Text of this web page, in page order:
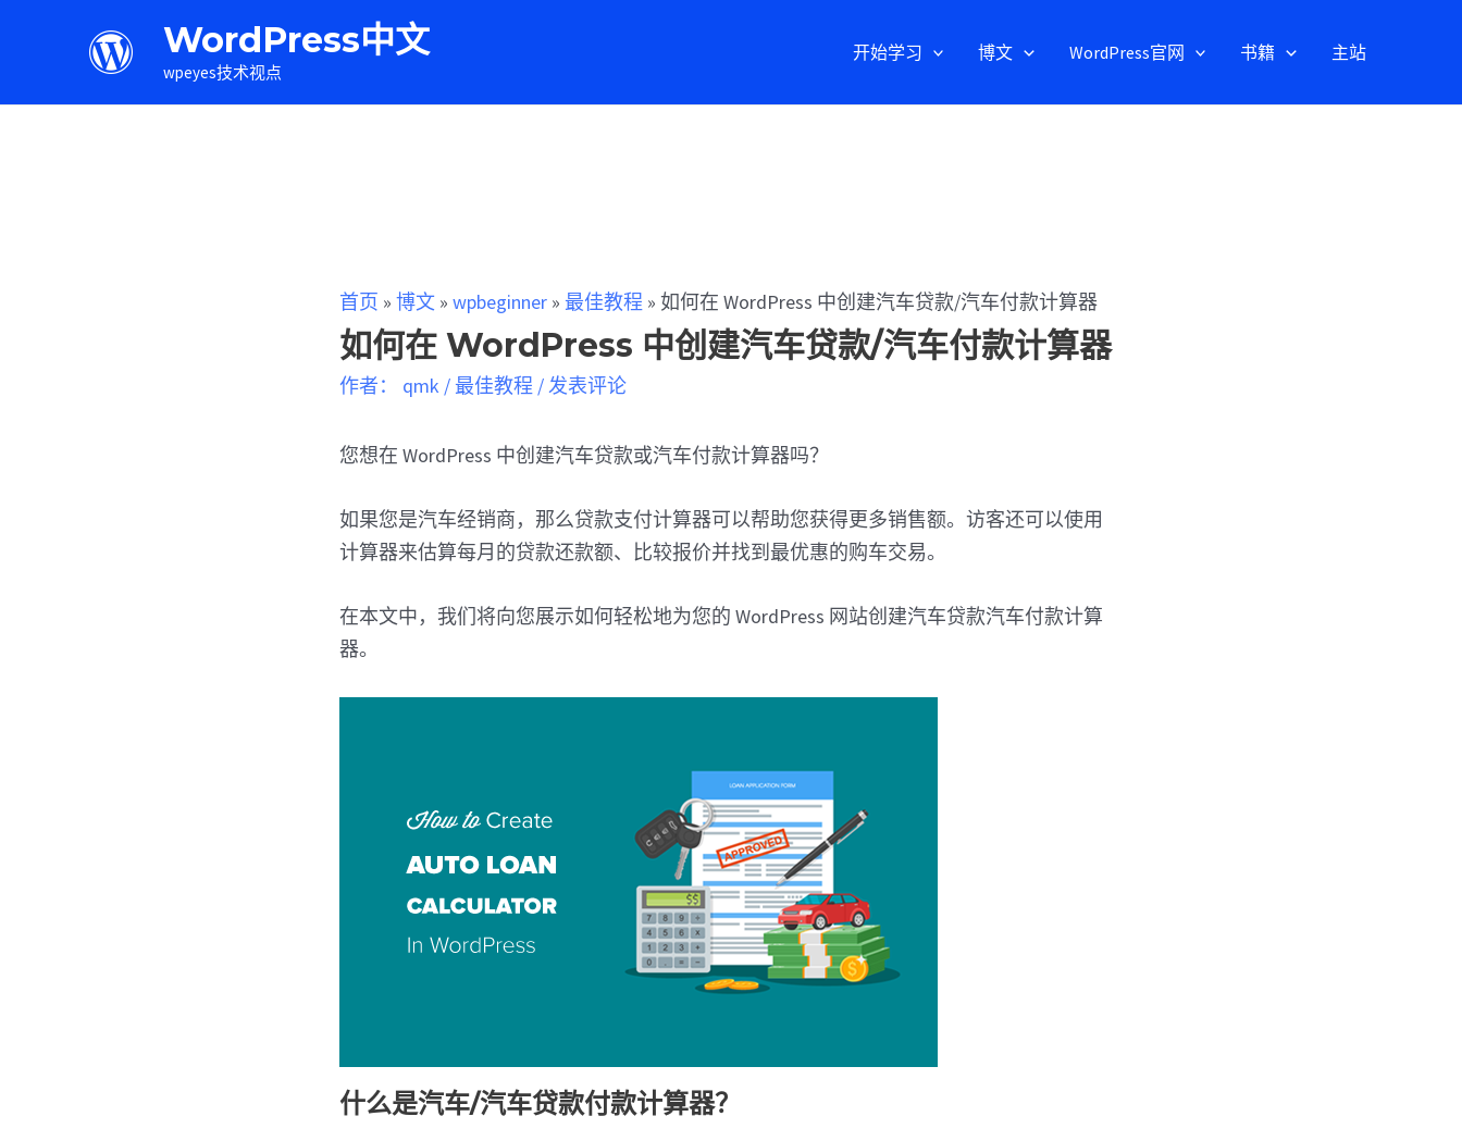
WordPress中文
wpeyes技术视点
开始学习 博文 WordPress官网 书籍 主站
首页 »博文 »wpbeginner » 最佳教程 »如何在 WordPress 中创建汽车贷款/汽车付款计算器
如何在 WordPress 中创建汽车贷款/汽车付款计算器
作者： qmk / 最佳教程 /发表评论
您想在 WordPress 中创建汽车贷款或汽车付款计算器吗？
如果您是汽车经销商，那么贷款支付计算器可以帮助您获得更多销售额。访客还可以使用
计算器来估算每月的贷款还款额、比较报价并找到最优惠的购车交易。
在本文中，我们将向您展示如何轻松地为您的 WordPress 网站创建汽车贷款汽车付款计算
器。
什么是汽车/汽车贷款付款计算器？